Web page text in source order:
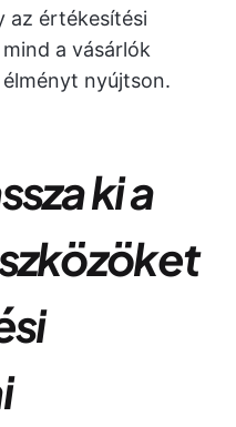
az értékesítési
a vásárlók
nyújtson.
ki a